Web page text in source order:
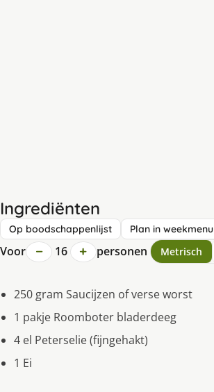
Ingrediënten
Op boodschappenlijst Plan in weekmenu
Voor − 16 + personen Metrisch
250 gram Saucijzen of verse worst
1 pakje Roomboter bladerdeeg
4 el Peterselie (fijngehakt)
1 Ei